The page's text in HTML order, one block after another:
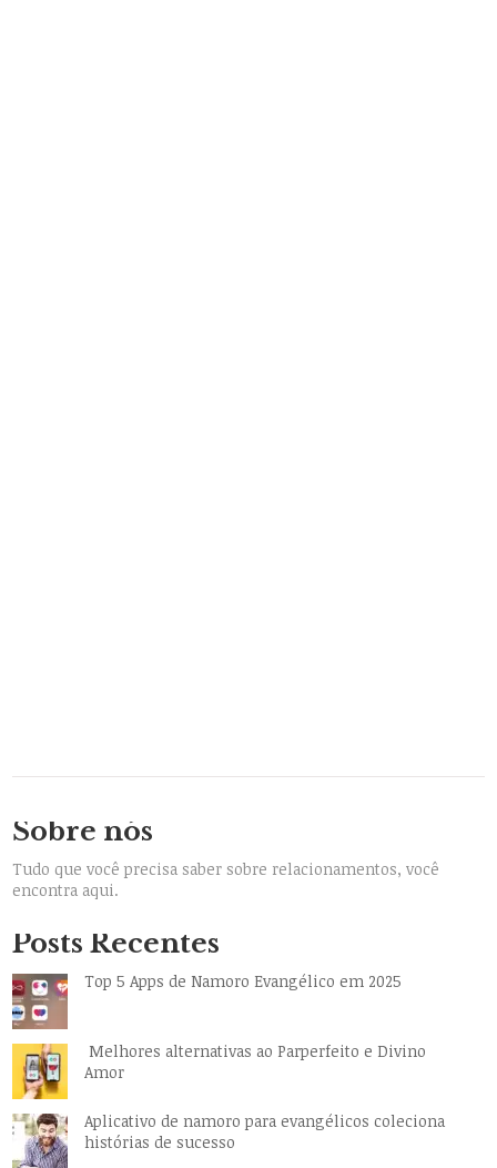
Sobre nós
Tudo que você precisa saber sobre relacionamentos, você
encontra aqui.
Posts Recentes
Top 5 Apps de Namoro Evangélico em 2025
Melhores alternativas ao Parperfeito e Divino
Amor
Aplicativo de namoro para evangélicos coleciona
histórias de sucesso